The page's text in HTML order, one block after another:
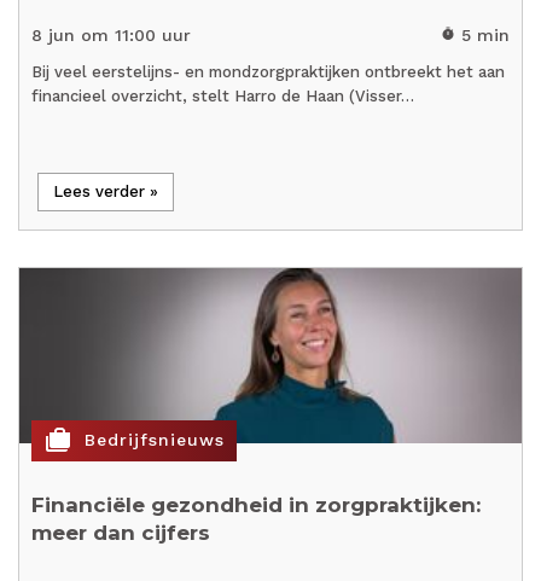
8 jun om 11:00 uur timer 5 min
Bij veel eerstelijns- en mondzorgpraktijken ontbreekt het aan
financieel overzicht, stelt Harro de Haan (Visser…
Lees verder »
cases Bedrijfsnieuws
Financiële gezondheid in zorgpraktijken:
meer dan cijfers